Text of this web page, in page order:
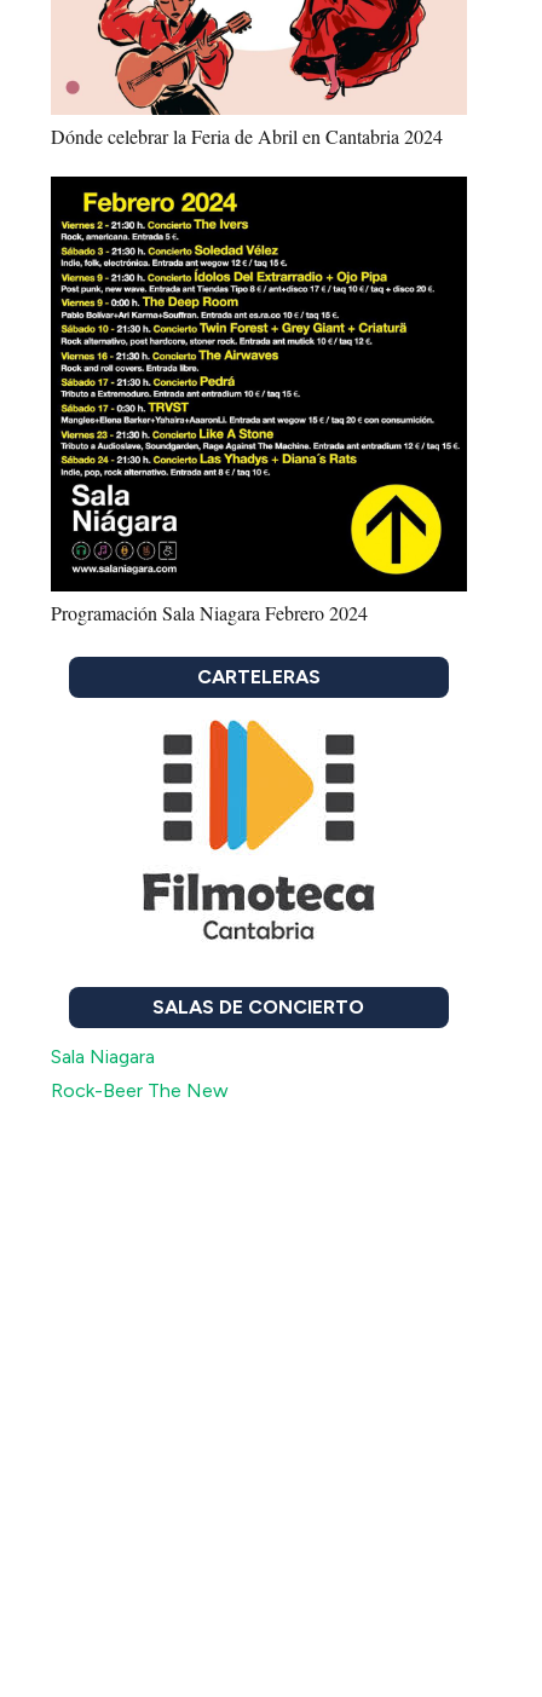
Dónde celebrar la Feria de Abril en Cantabria 2024
Programación Sala Niagara Febrero 2024
CARTELERAS
SALAS DE CONCIERTO
Sala Niagara
Rock-Beer The New